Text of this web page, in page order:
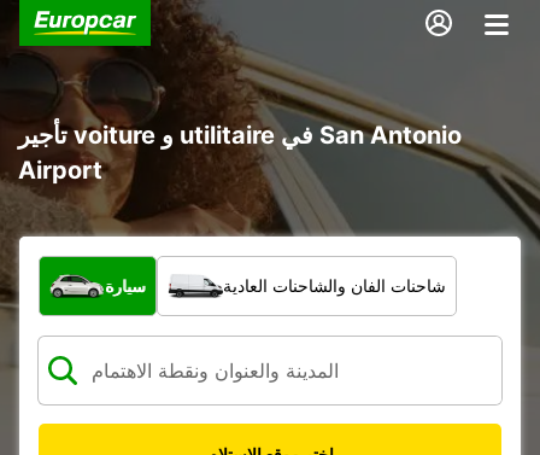
تأجير voiture و utilitaire في San Antonio
Airport
ما نوع المركبة؟
سيارة شاحنات الفان والشاحنات العادية